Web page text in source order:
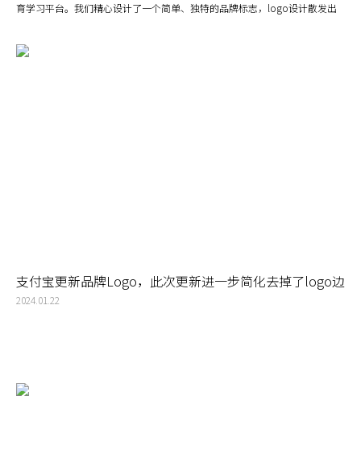
育学习平台。我们精心设计了一个简单、独特的品牌标志，logo设计散发出
会。
支付宝更新品牌Logo，此次更新进一步简化去掉了logo边
框
2024.01.22